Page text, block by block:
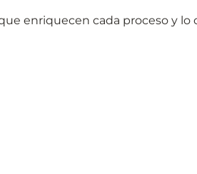
enriquecen cada proceso y